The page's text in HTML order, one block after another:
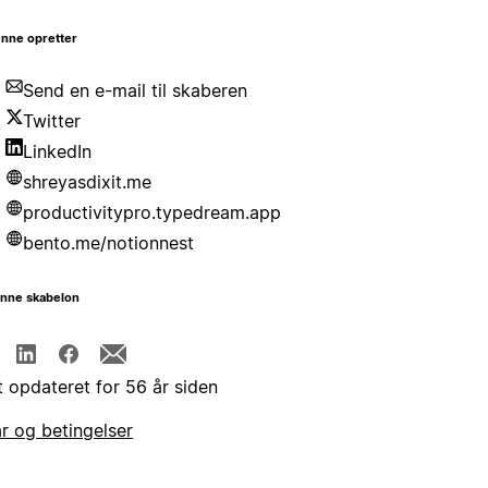
opretter
Send en e-mail til skaberen
Twitter
LinkedIn
shreyasdixit.me
productivitypro.typedream.app
bento.me/notionnest
skabelon
opdateret for 56 år siden
og betingelser